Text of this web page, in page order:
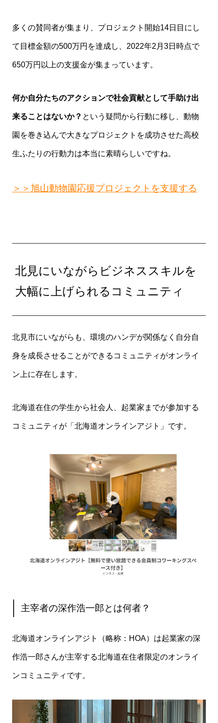
多くの賛同者が集まり、プロジェクト開始14日目にし
て目標金額の500万円を達成し、2022年2月3日時点で
650万円以上の支援金が集まっています。
何か自分たちのアクションで社会貢献として手助け出
来ることはないか？ という疑問から行動に移し、動物
園を巻き込んで大きなプロジェクトを成功させた高校
生ふたりの行動力は本当に素晴らしいですね。
＞＞旭山動物園応援プロジェクトを支援する
北見にいながらビジネススキルを
大幅に上げられるコミュニティ
北見市にいながらも、環境のハンデが関係なく自分自
身を成長させることができるコミュニティがオンライ
ン上に存在します。
北海道在住の学生から社会人、起業家までが参加する
コミュニティが「北海道オンラインアジト」です。
主宰者の深作浩一郎とは何者？
北海道オンラインアジト（略称：HOA）は起業家の深
作浩一郎さんが主宰する北海道在住者限定のオンライ
ンコミュニティです。